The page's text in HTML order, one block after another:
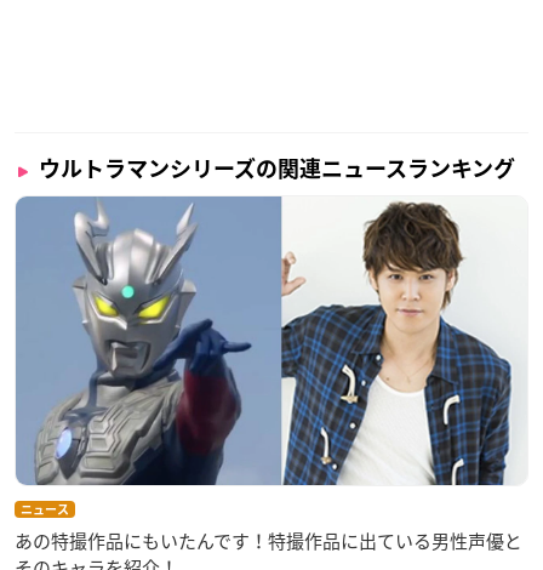
ウルトラマンシリーズの関連ニュースランキング
ニュース
あの特撮作品にもいたんです！特撮作品に出ている男性声優と